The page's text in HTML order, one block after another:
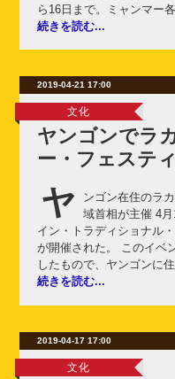
ら16日まで。ミャンマー
続きを読む...
2019-04-21 17:00
文化
ヤンゴンでラ
ー・フェステ
ヤ
ンゴン在住のラ
域首相が主催 4
イン・トラディショナル
が開催された。 このイベ
したもので、ヤンゴンに
続きを読む...
2019-04-17 17:00
文化